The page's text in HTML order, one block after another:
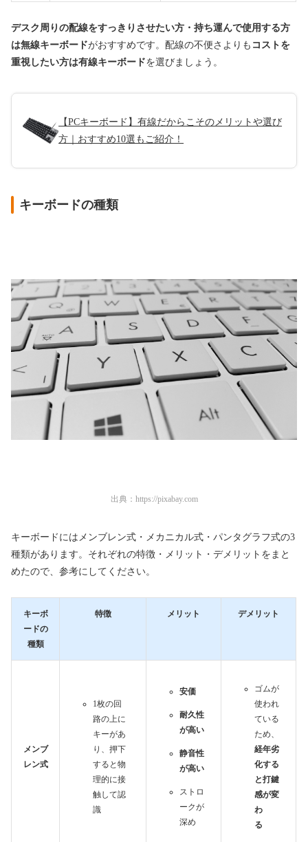
デスク周りの配線をすっきりさせたい方・持ち運んで使用する方
は無線キーボードがおすすめです。配線の不便さよりも コストを
重視したい方は有線キーボードを選びましょう。
【PCキーボード】有線だからこそのメリットや選び
方｜おすすめ10選もご紹介！
キーボードの種類
出典： https://pixabay.com
キーボードにはメンブレン式・メカニカル式・パンタグラフ式の3
種類があります。それぞれの特徴・メリット・デメリットをまと
めたので、参考にしてください。
キーボ
ードの
種類
特徴 メリット デメリット
メンブ
レン式
1枚の回
路の上に
キーがあ
り、押下
すると物
理的に接
触して認
識
安価
耐久性
が高い
静音性
が高い
ストロ
ークが
深め
ゴムが
使われ
ている
ため、
経年劣
化する
と打鍵
感が変
わ
る